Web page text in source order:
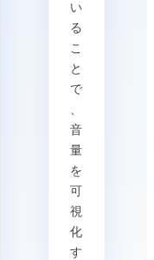
い
る
こ
と
で
、
音
量
を
可
視
化
す